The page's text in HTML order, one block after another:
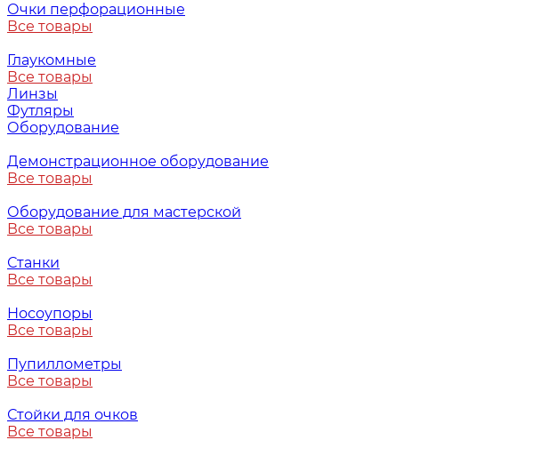
Очки перфорационные
Все товары
Глаукомные
Все товары
Линзы
Футляры
Оборудование
Демонстрационное оборудование
Все товары
Оборудование для мастерской
Все товары
Станки
Все товары
Носоупоры
Все товары
Пупиллометры
Все товары
Стойки для очков
Все товары